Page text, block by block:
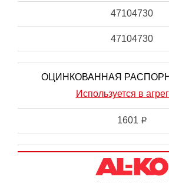
47104730
47104730
ОЦИНКОВАННАЯ
Используется в
1601 i